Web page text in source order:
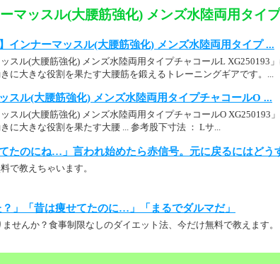
マッスル(大腰筋強化) メンズ水陸両用タイ
】インナーマッスル(大腰筋強化) メンズ水陸両用タイプ ...
ッスル(大腰筋強化) メンズ水陸両用タイプチャコールL XG250193
に大きな役割を果たす大腰筋を鍛えるトレーニングギアです。...
スル(大腰筋強化) メンズ水陸両用タイプチャコールO ...
ッスル(大腰筋強化) メンズ水陸両用タイプチャコールO XG250193
に大きな役割を果たす大腰 ... 参考股下寸法 ： Lサ...
てたのにね…」言われ始めたら赤信号。元に戻るにはどう
で教えちゃいます。
？」「昔は痩せてたのに…」「まるでダルマだ」
せんか？食事制限なしのダイエット法、今だけ無料で教えます。